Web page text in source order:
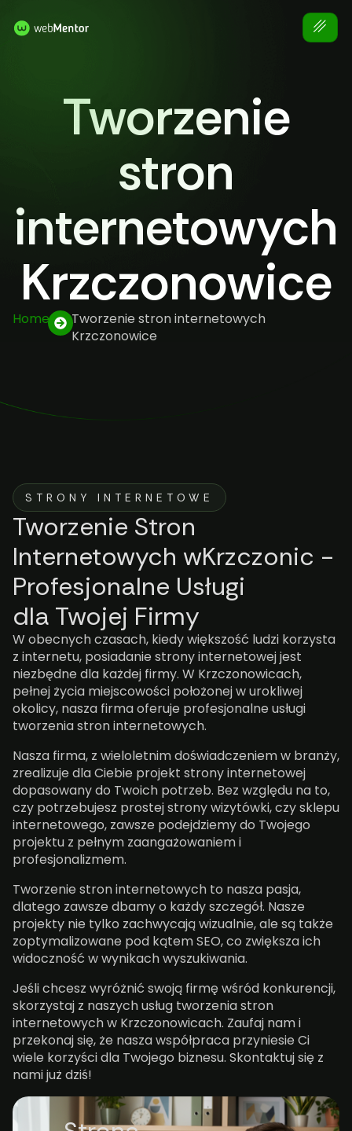
Tworzenie
stron
internetowych
Krzczonowice
Home
Tworzenie stron internetowych
Krzczonowice
STRONY INTERNETOWE
Tworzenie Stron
Internetowych wKrzczonic -
Profesjonalne Usługi
dla Twojej Firmy
W obecnych czasach, kiedy większość ludzi korzysta
z internetu, posiadanie strony internetowej jest
niezbędne dla każdej firmy. W Krzczonowicach,
pełnej życia miejscowości położonej w urokliwej
okolicy, nasza firma oferuje profesjonalne usługi
tworzenia stron internetowych.
Nasza firma, z wieloletnim doświadczeniem w branży,
zrealizuje dla Ciebie projekt strony internetowej
dopasowany do Twoich potrzeb. Bez względu na to,
czy potrzebujesz prostej strony wizytówki, czy sklepu
internetowego, zawsze podejdziemy do Twojego
projektu z pełnym zaangażowaniem i
profesjonalizmem.
Tworzenie stron internetowych to nasza pasja,
dlatego zawsze dbamy o każdy szczegół. Nasze
projekty nie tylko zachwycają wizualnie, ale są także
zoptymalizowane pod kątem SEO, co zwiększa ich
widoczność w wynikach wyszukiwania.
Jeśli chcesz wyróżnić swoją firmę wśród konkurencji,
skorzystaj z naszych usług tworzenia stron
internetowych w Krzczonowicach. Zaufaj nam i
przekonaj się, że nasza współpraca przyniesie Ci
wiele korzyści dla Twojego biznesu. Skontaktuj się z
nami już dziś!